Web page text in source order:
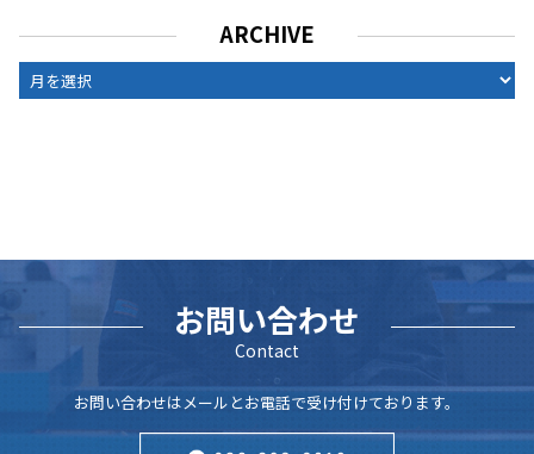
ARCHIVE
ARCHIVE
お問い合わせ
Contact
お問い合わせはメールとお電話で受け付けております。